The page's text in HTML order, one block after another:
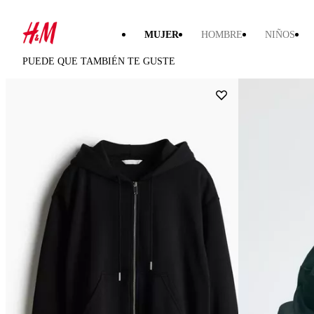
MUJER HOMBRE NIÑOS
PUEDE QUE TAMBIÉN TE GUSTE